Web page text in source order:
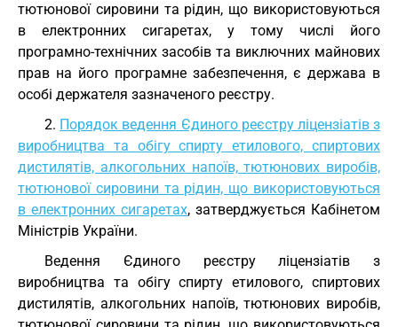
тютюнової сировини та рідин, що використовуються
в електронних сигаретах, у тому числі його
програмно-технічних засобів та виключних майнових
прав на його програмне забезпечення, є держава в
особі держателя зазначеного реєстру.
2. Порядок ведення Єдиного реєстру ліцензіатів з
виробництва та обігу спирту етилового, спиртових
дистилятів, алкогольних напоїв, тютюнових виробів,
тютюнової сировини та рідин, що використовуються
в електронних сигаретах, затверджується Кабінетом
Міністрів України.
Ведення Єдиного реєстру ліцензіатів з
виробництва та обігу спирту етилового, спиртових
дистилятів, алкогольних напоїв, тютюнових виробів,